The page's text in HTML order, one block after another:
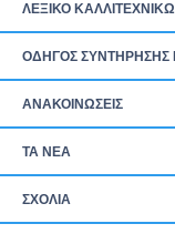
ΛΕΞΙΚΟ
ΟΔΗΓΟΣ ΣΥΝΤΗΡΗΣΗΣ
ΑΝΑΚΟΙΝΩΣΕΙΣ
ΤΑ ΝEΑ
ΣΧΟΛΙΑ